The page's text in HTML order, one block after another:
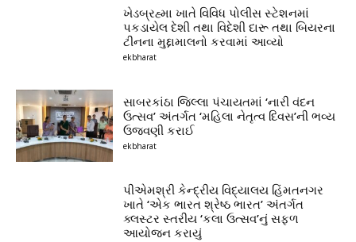
ખેડબ્રહ્મા ખાતે વિવિધ પોલીસ સ્ટેશનમાં
પકડાયેલ દેશી તથા વિદેશી દારૂ તથા બિયરના
ટીનના મુદ્દામાલનો કરવામાં આવ્યો
ekbharat
સાબરકાંઠા જિલ્લા પંચાયતમાં ‘નારી વંદન
ઉત્સવ’ અંતર્ગત ‘મહિલા નેતૃત્વ દિવસ’ની ભવ્ય
ઉજવણી કરાઈ
ekbharat
પીએમશ્રી કેન્દ્રીય વિદ્યાલય હિંમતનગર
ખાતે ‘એક ભારત શ્રેષ્ઠ ભારત’ અંતર્ગત
ક્લસ્ટર સ્તરીય ‘કલા ઉત્સવ’નું સફળ
આયોજન કરાયું